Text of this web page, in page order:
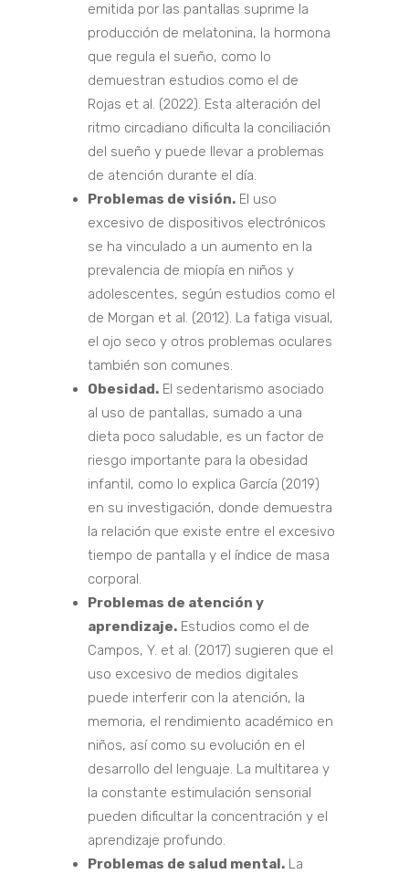
emitida por las pantallas suprime la
producción de melatonina, la hormona
que regula el sueño, como lo
demuestran estudios como el de
Rojas et al. (2022). Esta alteración del
ritmo circadiano dificulta la conciliación
del sueño y puede llevar a problemas
de atención durante el día.
Problemas de visión.El uso
excesivo de dispositivos electrónicos
se ha vinculado a un aumento en la
prevalencia de miopía en niños y
adolescentes, según estudios como el
de Morgan et al. (2012). La fatiga visual,
el ojo seco y otros problemas oculares
también son comunes.
Obesidad.El sedentarismo asociado
al uso de pantallas, sumado a una
dieta poco saludable, es un factor de
riesgo importante para la obesidad
infantil, como lo explica García (2019)
en su investigación, donde demuestra
la relación que existe entre el excesivo
tiempo de pantalla y el índice de masa
corporal.
Problemas de atención y
aprendizaje.Estudios como el de
Campos, Y. et al. (2017) sugieren que el
uso excesivo de medios digitales
puede interferir con la atención, la
memoria, el rendimiento académico en
niños, así como su evolución en el
desarrollo del lenguaje. La multitarea y
la constante estimulación sensorial
pueden dificultar la concentración y el
aprendizaje profundo.
Problemas de salud mental.La